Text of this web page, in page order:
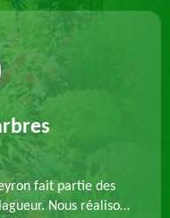
fait partie des
Nous réalisons